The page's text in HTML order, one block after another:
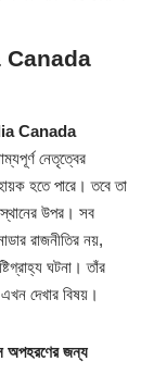
Canada
Canada
নেতৃত্বের
হতে পারে। তবে তা
উপর। সব
রাজনীতির নয়,
ঘটনা। তাঁর
দেখার বিষয়।
জন্য